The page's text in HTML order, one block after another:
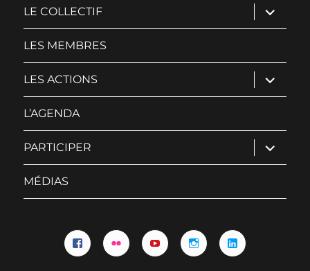
LE COLLECTIF ouvrir
le
sous-
LES MEMBRES
LES ACTIONS ouvrir
le
sous-
L’AGENDA
PARTICIPER ouvrir
le
sous-
MÉDIAS